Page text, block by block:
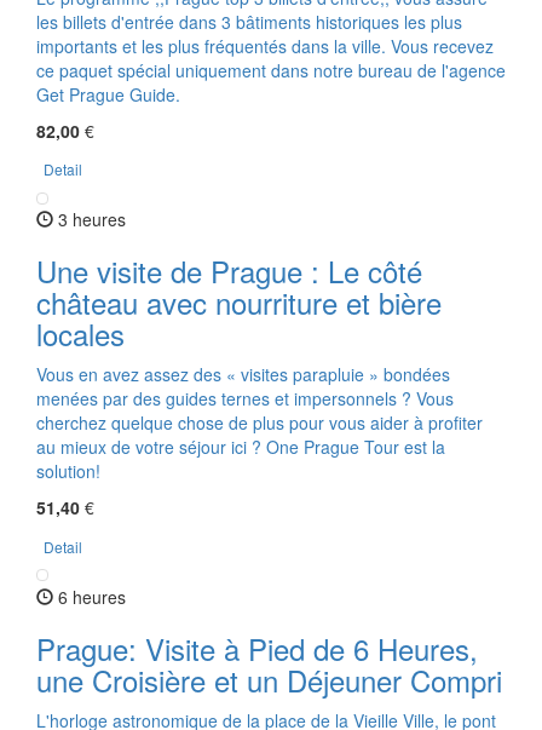
les billets d'entrée dans 3 bâtiments historiques les plus
importants et les plus fréquentés dans la ville. Vous recevez
ce paquet spécial uniquement dans notre bureau de l'agence
Get Prague Guide.
82,00 €
Detail
3 heures
Une visite de Prague : Le côté
château avec nourriture et bière
locales
Vous en avez assez des « visites parapluie » bondées
menées par des guides ternes et impersonnels ? Vous
cherchez quelque chose de plus pour vous aider à profiter
au mieux de votre séjour ici ? One Prague Tour est la
solution!
51,40 €
Detail
6 heures
Prague: Visite à Pied de 6 Heures,
une Croisière et un Déjeuner Compri
L'horloge astronomique de la place de la Vieille Ville, le pont